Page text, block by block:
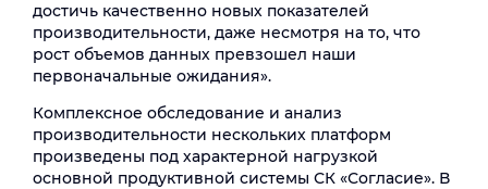
достичь качественно новых показателей
производительности, даже несмотря на то, что
рост объемов данных превзошел наши
первоначальные ожидания».
Комплексное обследование и анализ
производительности нескольких платформ
произведены под характерной нагрузкой
основной продуктивной системы СК «Согласие». В